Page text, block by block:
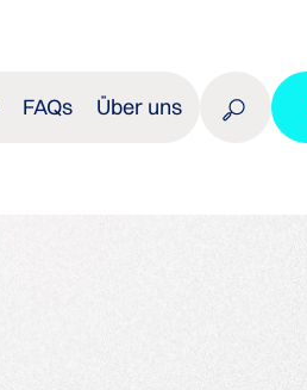
FAQs Über uns